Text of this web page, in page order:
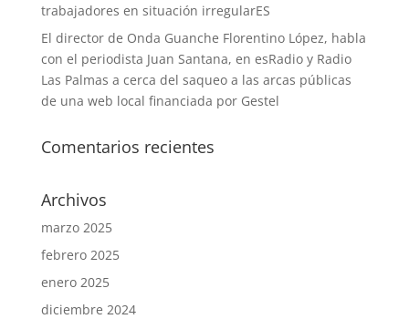
trabajadores en situación irregularES
El director de Onda Guanche Florentino López, habla
con el periodista Juan Santana, en esRadio y Radio
Las Palmas a cerca del saqueo a las arcas públicas
de una web local financiada por Gestel
Comentarios recientes
Archivos
marzo 2025
febrero 2025
enero 2025
diciembre 2024